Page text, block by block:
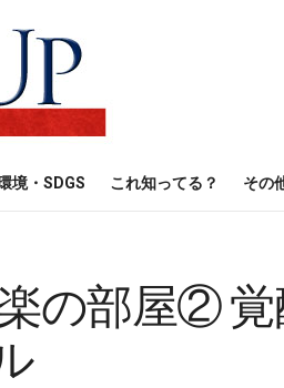
境・SDGS これ知ってる？ その
の部屋②